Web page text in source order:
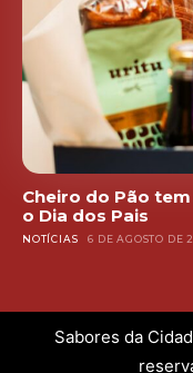
Cheiro do Pão
o Dia dos Pais
NOTÍCIAS 6 DE AGOSTO DE
Sabores da